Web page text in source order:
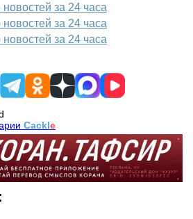
за 24 часа
за 24 часа
за 24 часа
Cackle